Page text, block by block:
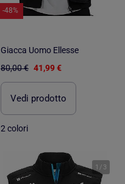
-48%
Giacca Uomo Ellesse
80,00 € 41,99 €
Vedi prodotto
2 colori
1 / 3